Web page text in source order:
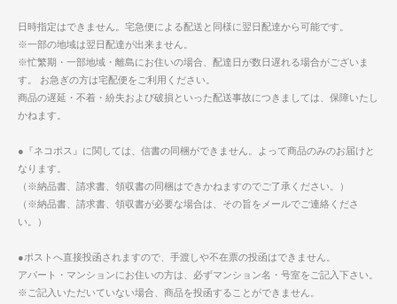
日時指定はできません。宅急便による配送と同様に翌日配達から可能です。
※一部の地域は翌日配達が出来ません。
※忙繁期・一部地域・離島にお住いの場合、配達日が数日遅れる場合がございま
す。 お急ぎの方は宅配便をご利用ください。
商品の遅延・不着・紛失および破損といった配送事故につきましては、保障いたし
かねます。
●『ネコポス』に関しては、信書の同梱ができません。よって商品のみのお届けと
なります。
（※納品書、請求書、領収書の同梱はできかねますのでご了承ください。）
（※納品書、請求書、領収書が必要な場合は、その旨をメールでご連絡くださ
い。）
●ポストへ直接投函されますので、手渡しや不在票の投函はできません。
アパート・マンションにお住いの方は、必ずマンション名・号室をご記入下さい。
※ご記入いただいていない場合、商品を投函することができません。